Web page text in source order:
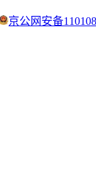
京公网安备